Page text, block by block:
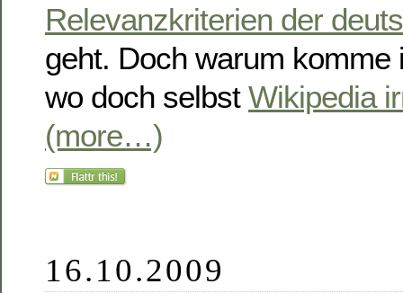
Relevanzkriterien der
geht. Doch warum komme
wo doch selbst Wikipedia
(more…)
16.10.2009